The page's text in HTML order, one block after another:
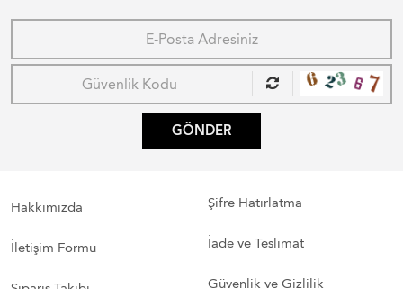
GÖNDER
Hakkımızda
İletişim Formu
Şifre Hatırlatma
İade ve Teslimat
Güvenlik ve Gizlilik